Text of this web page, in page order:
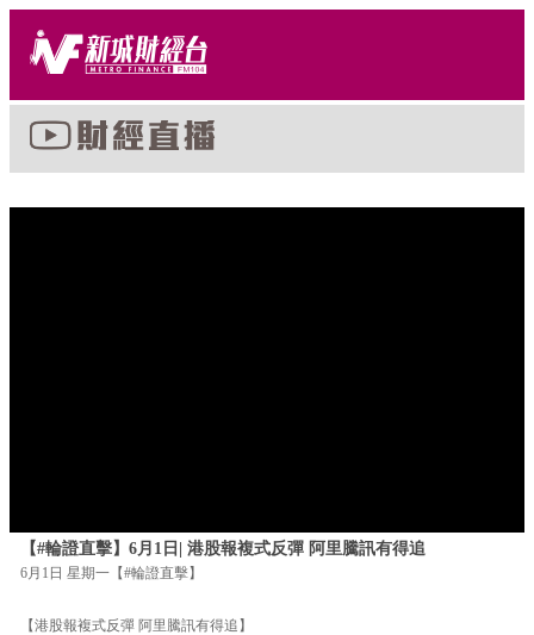
【#輪證直擊】6月1日| 港股報複式反彈 阿里騰訊有得追
6月1日 星期一【#輪證直擊】
【港股報複式反彈 阿里騰訊有得追】